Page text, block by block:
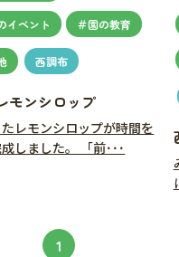
イベント ＃園の教育
西調布
モンシロップ
レモンシロップが時間を
しました。 「前･･･
1